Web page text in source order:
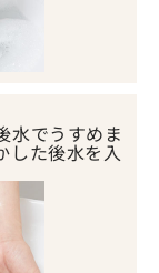
水でうすめま
した後水を入